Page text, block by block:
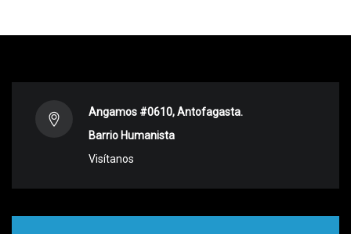
Angamos #0610, Antofagasta.
Barrio Humanista
Visítanos